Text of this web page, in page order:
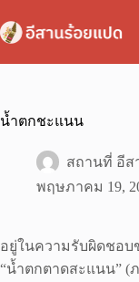
to
content
น้ำตกชะแนน
สถานที่ อีส
พฤษภาคม 19,
อยู่ในความรับผิดชอบ
“น้ำตกตาดสะแนน” (